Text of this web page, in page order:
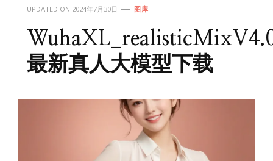
UPDATED ON 2024年7月30日 图库
最新真人大模型下载